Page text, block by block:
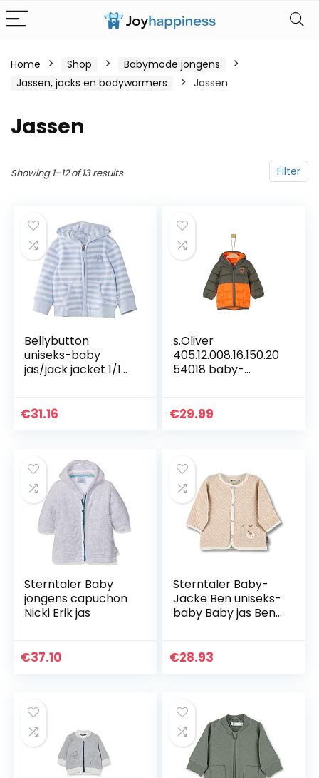
Home Shop
Babymode jongens
Jassen, jacks en bodywarmers
Jassen
Jassen
Filter
Showing 1–12 of 13 results
Bellybutton
uniseks-baby
jas/jack jacket 1/1
€31.16
s.Oliver
405.12.008.16.150.20
54018 baby-
€29.99
Sterntaler Baby
jongens capuchon
Nicki Erik jas
€37.10
Sterntaler Baby-
Jacke Ben uniseks-
baby Baby jas Ben
€28.93